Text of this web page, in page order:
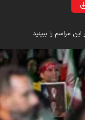
مراسم را ببینید: